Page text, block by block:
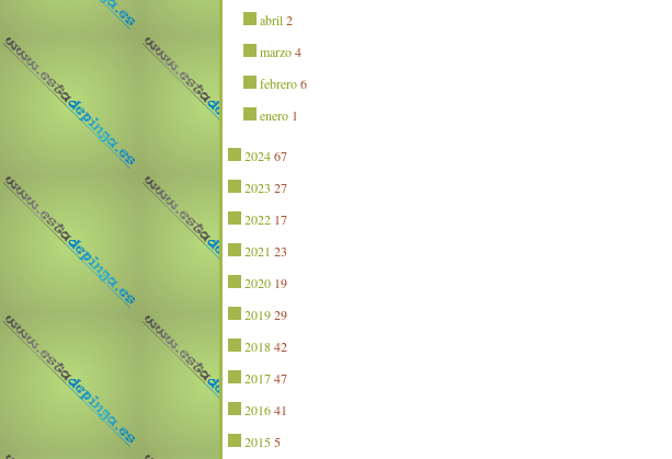
abril 2
marzo 4
febrero 6
enero 1
202467
2023 27
2022 17
2021 23
2020 19
201929
201842
201747
201641
2015 5